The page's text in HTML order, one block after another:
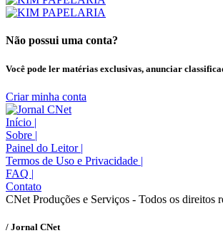
Não possui uma conta?
Você pode ler matérias exclusivas, anunciar
Criar minha conta
Início |
Sobre |
Painel do Leitor |
Termos de Uso e Privacidade |
FAQ |
Contato
CNet Produções e Serviços - Todos os direitos
/ Jornal CNet